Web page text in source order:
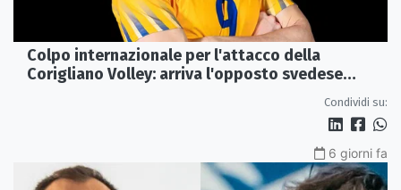
Colpo internazionale per l'attacco della
Corigliano Volley: arriva l'opposto svedese
Condividi su:
6 giorni fa